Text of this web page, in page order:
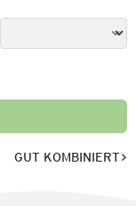
GUT KOMBINIERT